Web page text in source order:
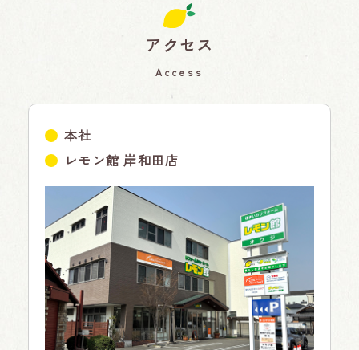
アクセス
Access
本社
レモン館 岸和田店